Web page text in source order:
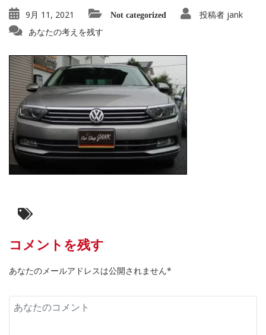
9月 11, 2021 Not categorized 投稿者 jank
あなたの考えを残す
コメントを残す
あなたのメールアドレスは公開されません*